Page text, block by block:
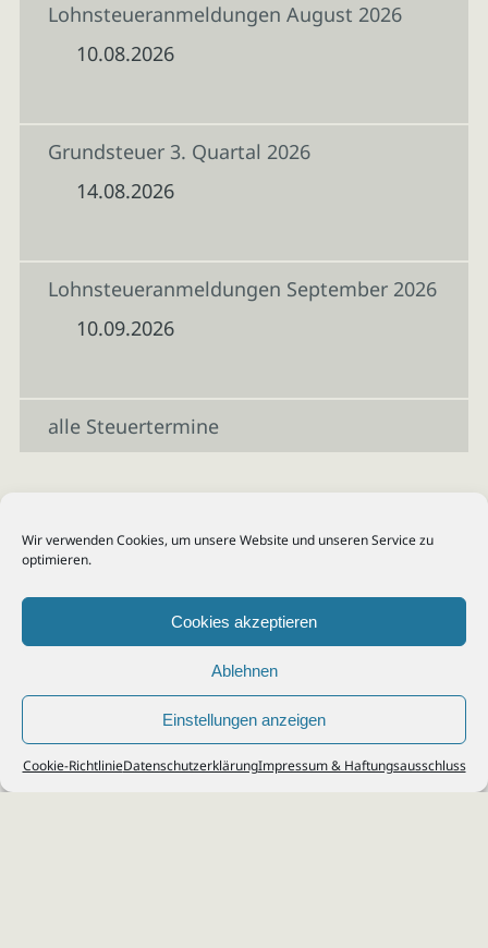
Wir verwenden Cookies, um unsere Website und unseren Service zu
optimieren.
Cookies akzeptieren
Ablehnen
Einstellungen anzeigen
Cookie-RichtlinieDatenschutzerklärungImpressum & Haftungsausschluss
Lohnsteueranmeldungen August 2026
10.08.2026
Grundsteuer 3. Quartal 2026
14.08.2026
Lohnsteueranmeldungen September 2026
10.09.2026
alle Steuertermine
© 2026Steuerberater Kempf, Köln - Steuerberatung Poll, Porz, Deutz, Mülheim,